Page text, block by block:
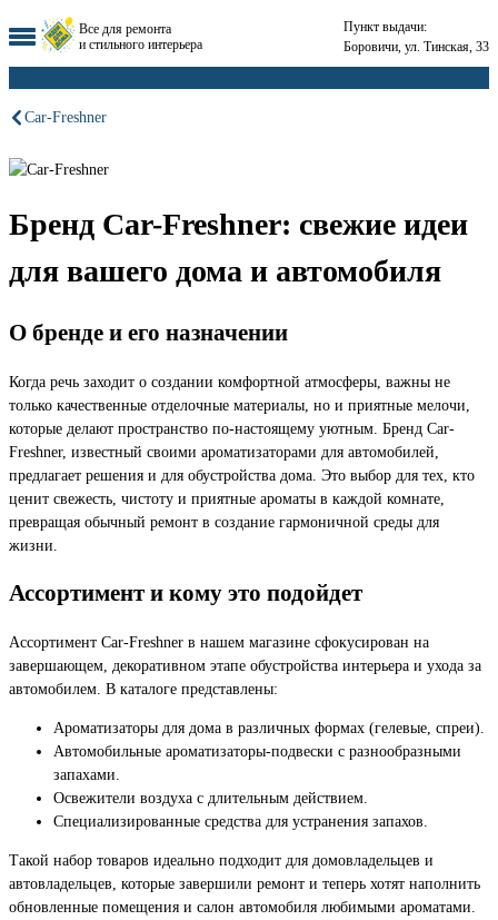
Все для ремонта
и стильного интерьера
Пункт выдачи:
Боровичи, ул. Тинская, 33
Car-Freshner
Бренд Car-Freshner: свежие идеи
для вашего дома и автомобиля
О бренде и его назначении
Когда речь заходит о создании комфортной атмосферы, важны не
только качественные отделочные материалы, но и приятные мелочи,
которые делают пространство по-настоящему уютным. Бренд Car-
Freshner, известный своими ароматизаторами для автомобилей,
предлагает решения и для обустройства дома. Это выбор для тех, кто
ценит свежесть, чистоту и приятные ароматы в каждой комнате,
превращая обычный ремонт в создание гармоничной среды для
жизни.
Ассортимент и кому это подойдет
Ассортимент Car-Freshner в нашем магазине сфокусирован на
завершающем, декоративном этапе обустройства интерьера и ухода за
автомобилем. В каталоге представлены:
Ароматизаторы для дома в различных формах (гелевые, спреи).
Автомобильные ароматизаторы-подвески с разнообразными
запахами.
Освежители воздуха с длительным действием.
Специализированные средства для устранения запахов.
Такой набор товаров идеально подходит для домовладельцев и
автовладельцев, которые завершили ремонт и теперь хотят наполнить
обновленные помещения и салон автомобиля любимыми ароматами.